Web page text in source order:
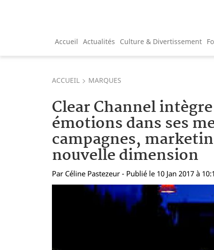
Accueil Actualités Culture & Divertissement
ACCUEIL MARQUES
Clear Channel
émotions dans ses
campagnes,
nouvelle dimension
Par Céline Pastezeur - Publié le 10 Jan 2017 à